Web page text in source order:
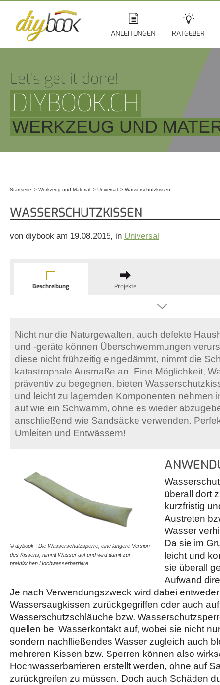
ANLEITUNGEN RATGEBER
Let‘s get it done!
DIYBOOK.CH
WERKZEUG UND
Startseite Werkzeug und Material Universal Wasserschutzkissen
WASSERSCHUTZKISSEN
von diybook am 19.08.2015, in Universal
Beschreibung Projekte
Nicht nur die Naturgewalten, auch defekte
und -geräte können Überschwemmungen
diese nicht frühzeitig eingedämmt, nimmt die
katastrophale Ausmaße an. Eine Möglichkeit,
präventiv zu begegnen, bieten
und leicht zu lagernden Komponenten nehmen
auf wie ein Schwamm, ohne es wieder
anschließend wie Sandsäcke verwenden.
Umleiten und Entwässern!
© diybook | Die Wasserschutzsperre, eine längere Version
des Kissens, nimmt Wasser auf und wird damit zur
praktischen Hochwasserbarriere.
überall dort
kurzfristig
Austreten
Wasser
Da sie im
leicht und
sie überall
Aufwand
Je nach Verwendungszweck wird dabei
Wassersaugkissen zurückgegriffen oder auch
Wasserschutzschläuche bzw.
quellen bei Wasserkontakt auf, wobei sie nicht
sondern nachfließendes Wasser zugleich auch
mehreren Kissen bzw. Sperren können also
Hochwasserbarrieren erstellt werden, ohne auf
zurückgreifen zu müssen. Doch auch Schäden